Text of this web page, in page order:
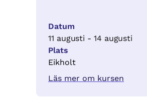
Datum
11 augusti - 14 augusti
Plats
Eikholt
Läs mer om kursen